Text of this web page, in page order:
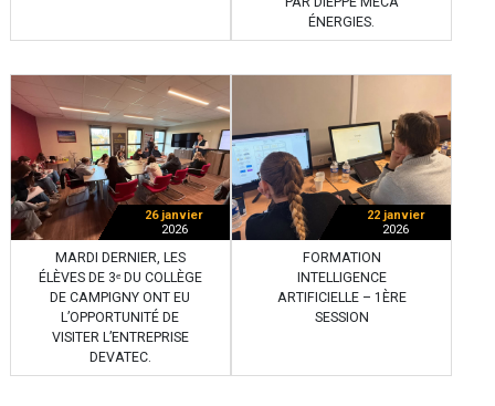
ÉNERGIES.
26 janvier
2026
MARDI DERNIER, LES
ÉLÈVES DE 3ᵉ DU COLLÈGE
DE CAMPIGNY ONT EU
L’OPPORTUNITÉ DE
VISITER L’ENTREPRISE
DEVATEC.
22 janvier
2026
FORMATION
INTELLIGENCE
ARTIFICIELLE – 1ÈRE
SESSION